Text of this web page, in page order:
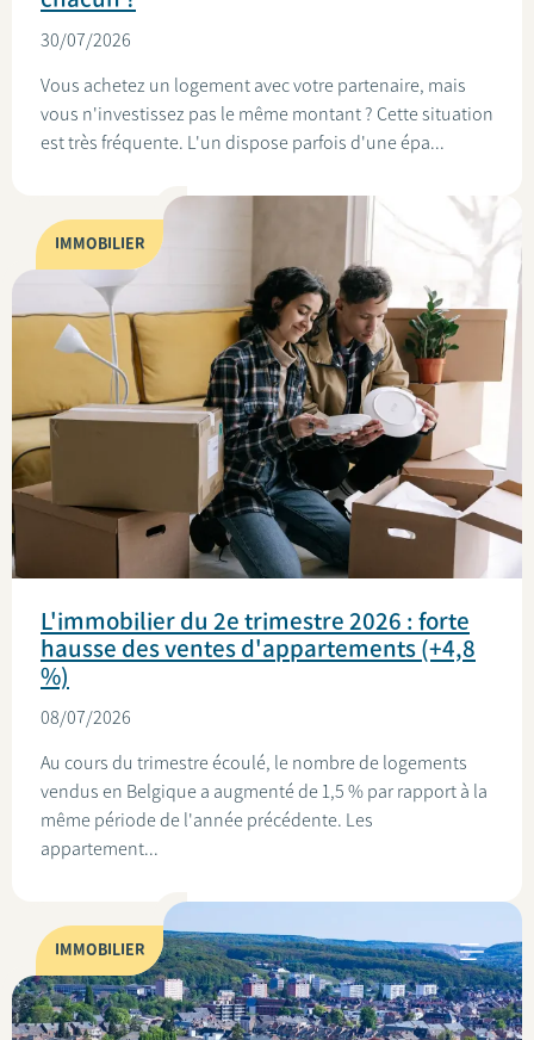
30/07/2026
Vous achetez un logement avec votre partenaire, mais
vous n'investissez pas le même montant ? Cette situation
est très fréquente. L'un dispose parfois d'une épa...
IMMOBILIER
L'immobilier du 2e trimestre 2026 : forte
hausse des ventes d'appartements (+4,8
%)
08/07/2026
Au cours du trimestre écoulé, le nombre de logements
vendus en Belgique a augmenté de 1,5 % par rapport à la
même période de l'année précédente. Les
appartement...
IMMOBILIER